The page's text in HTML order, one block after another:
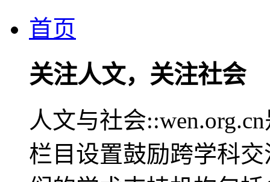
首页
关注人文，关注社会
人文与社会
栏目设置鼓励跨学科